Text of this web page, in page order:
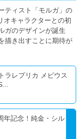
ティスト「モルガ」の
オキャラクターとの初
ガのデザインが誕生
描き出すことに期待が
ラレプリカ メビウス
年記念！純金・シル